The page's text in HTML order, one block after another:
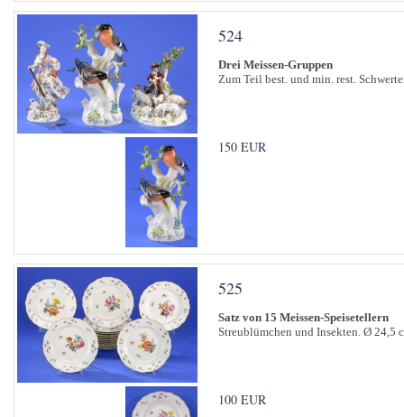
524
Drei Meissen-Gruppen
Zum Teil best. und min. rest.
150 EUR
525
Satz von 15 Meissen-Speisetellern
Streublümchen und Insekten. Ø 24,5
100 EUR